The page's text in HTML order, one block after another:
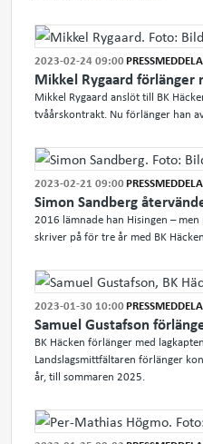
2023-02-24 09:00
Mikkel Rygaard förlänger
Mikkel Rygaard anslöt till BK
tvåårskontrakt. Nu förlänger han
2023-02-21 09:00
Simon Sandberg
2016 lämnade han Hisingen –
skriver på för tre år med BK
2023-01-30 10:00
Samuel Gustafson
BK Häcken förlänger med
Landslagsmittfältaren förlänger
år, till sommaren 2025.